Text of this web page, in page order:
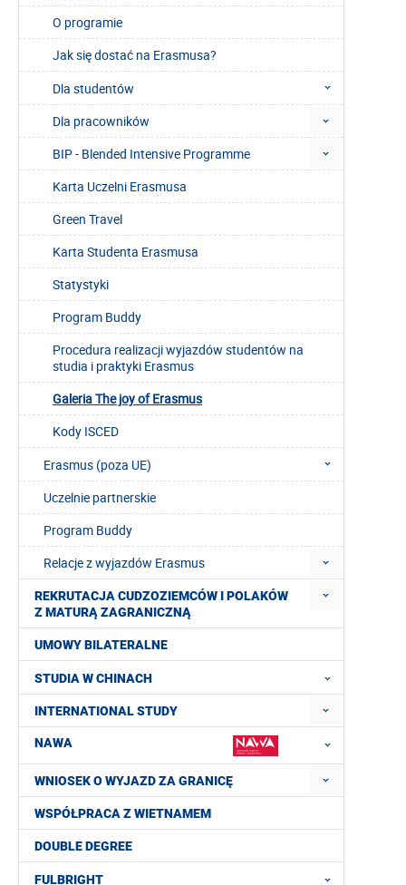
O programie
Jak się dostać na Erasmusa?
Dla studentów
Dla pracowników
BIP - Blended Intensive Programme
Karta Uczelni Erasmusa
Green Travel
Karta Studenta Erasmusa
Statystyki
Program Buddy
Procedura realizacji wyjazdów studentów na
studia i praktyki Erasmus
Galeria The joy of Erasmus
Kody ISCED
Erasmus (poza UE)
Uczelnie partnerskie
Program Buddy
Relacje z wyjazdów Erasmus
REKRUTACJA CUDZOZIEMCÓW I POLAKÓW
Z MATURĄ ZAGRANICZNĄ
UMOWY BILATERALNE
STUDIA W CHINACH
INTERNATIONAL STUDY
NAWA
WNIOSEK O WYJAZD ZA GRANICĘ
WSPÓŁPRACA Z WIETNAMEM
DOUBLE DEGREE
FULBRIGHT